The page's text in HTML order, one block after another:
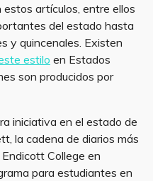
estos artículos, entre ellos
del estado hasta
y quincenales. Existen
estilo en Estados
son producidos por
iniciativa en el estado de
la cadena de diarios más
College en
para estudiantes en